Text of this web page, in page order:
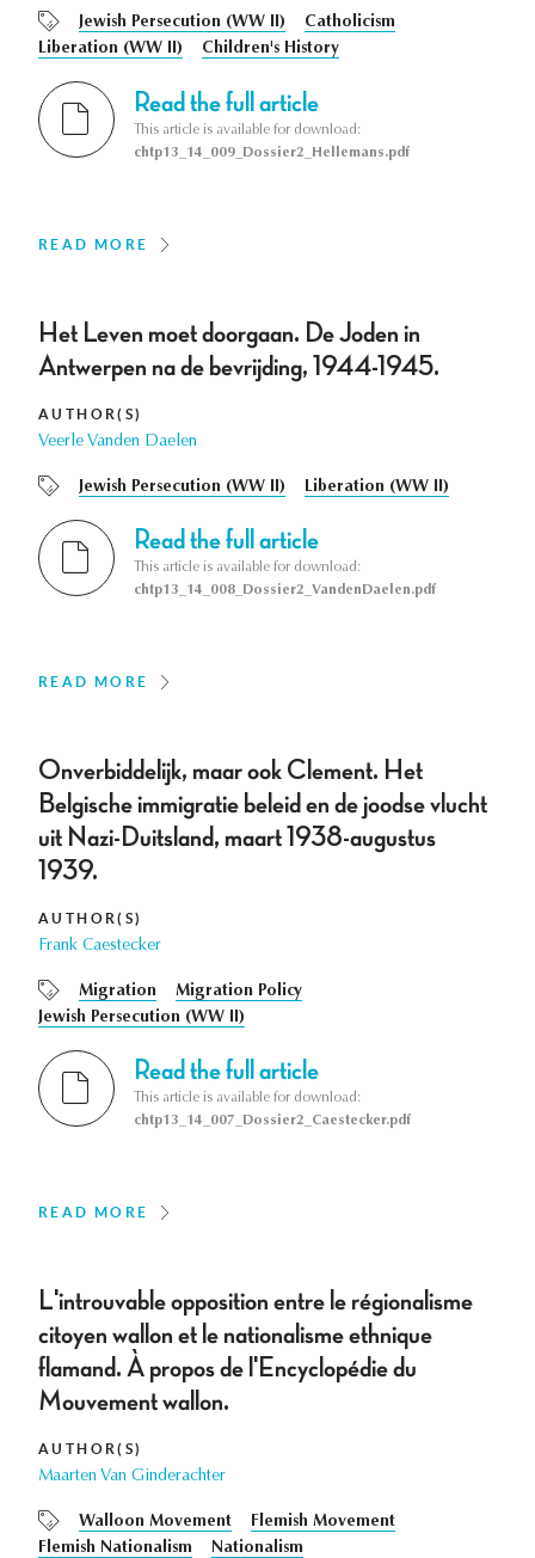
Jewish Persecution (WW II)
Catholicism
Liberation (WW II)
Children's History
Read the full article
This article is available for download:
chtp13_14_009_Dossier2_Hellemans.pdf
READ MORE
Het Leven moet doorgaan. De Joden in
Antwerpen na de bevrijding, 1944-1945.
AUTHOR(S)
Veerle Vanden Daelen
Jewish Persecution (WW II) Liberation (WW II)
Read the full article
This article is available for download:
chtp13_14_008_Dossier2_VandenDaelen.pdf
READ MORE
Onverbiddelijk, maar ook Clement. Het
Belgische immigratie beleid en de joodse vlucht
uit Nazi-Duitsland, maart 1938-augustus
1939.
AUTHOR(S)
Frank Caestecker
Migration
Migration Policy
Jewish Persecution (WW II)
Read the full article
This article is available for download:
chtp13_14_007_Dossier2_Caestecker.pdf
READ MORE
L'introuvable opposition entre le régionalisme
citoyen wallon et le nationalisme ethnique
flamand. À propos de l'Encyclopédie du
Mouvement wallon.
AUTHOR(S)
Maarten Van Ginderachter
Walloon Movement
Flemish Movement
Flemish Nationalism
Nationalism